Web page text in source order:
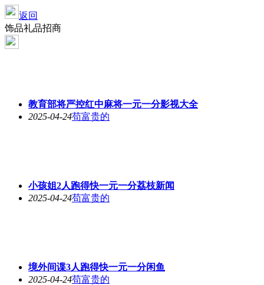
返回
饰品礼品招商
教育部将严控红中麻将一元一分影视大全
2025-04-24苟富贵的
小孩姐2人跑得快一元一分荔枝新闻
2025-04-24苟富贵的
境外间谍3人跑得快一元一分闲鱼
2025-04-24苟富贵的